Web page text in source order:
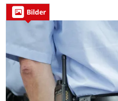
Bilder